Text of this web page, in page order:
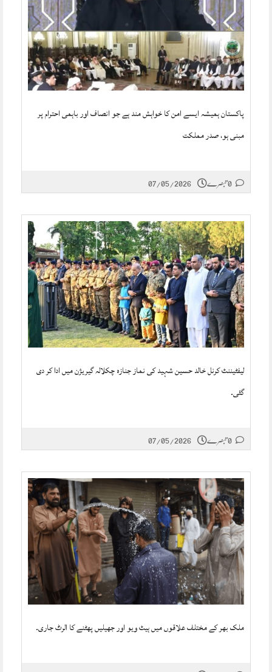
پاکستان ہمیشہ ایسے امن کا خواہش مند ہے جو انصاف اور باہمی احترام پر
مبنی ہو، صدر مملکت
07/05/2026
لیفٹیننٹ کرنل خالد حسین شہید کی نماز جنازہ چکلالہ گیریژن میں ادا کر دی
گئی۔
07/05/2026
ملک بھر کے مختلف علاقوں میں ہیٹ ویو اور جھیلیں پھٹنے کا الرٹ جاری۔